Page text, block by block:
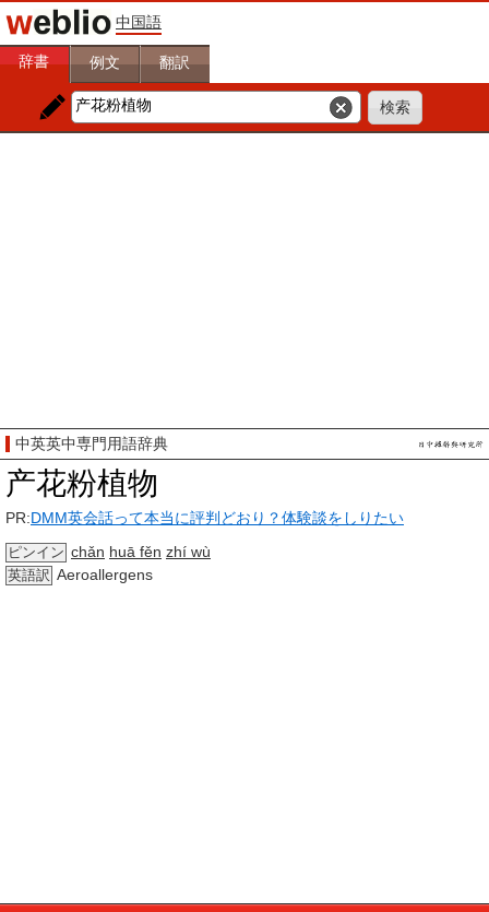
中国語
辞書 例文 翻訳
中英英中専門用語辞典
产花粉植物
PR:DMM英会話って本当に評判どおり？体験談をしりたい
ピンイン chǎn huā fěn zhí wù
英語訳 Aeroallergens